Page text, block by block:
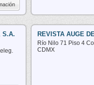
S.A.
REVISTA AUGE
Río Nilo 71 Piso 4
CDMX